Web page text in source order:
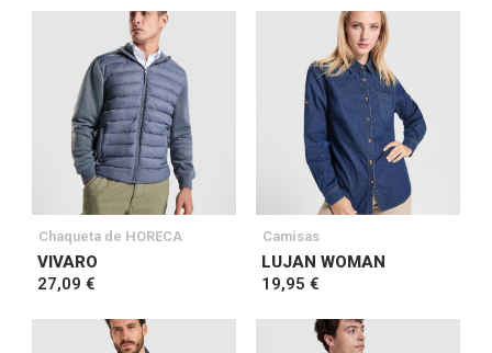
Chaqueta de HORECA
VIVARO
27,09 €
Camisas
LUJAN WOMAN
19,95 €